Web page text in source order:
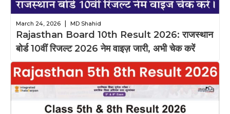
March 24, 2026 | MD Shahid
Rajasthan Board 10th Result 2026: राजस्थान
बोर्ड 10वीं रिजल्ट 2026 नेम वाइज़ जारी, अभी चेक करें